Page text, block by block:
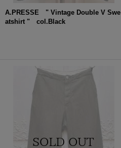
A.PRESSE " Vintage Double V Swe
atshirt " col.Black